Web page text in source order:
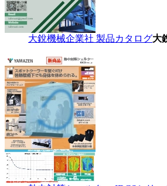
大銳機械企業社 製品カタログ大